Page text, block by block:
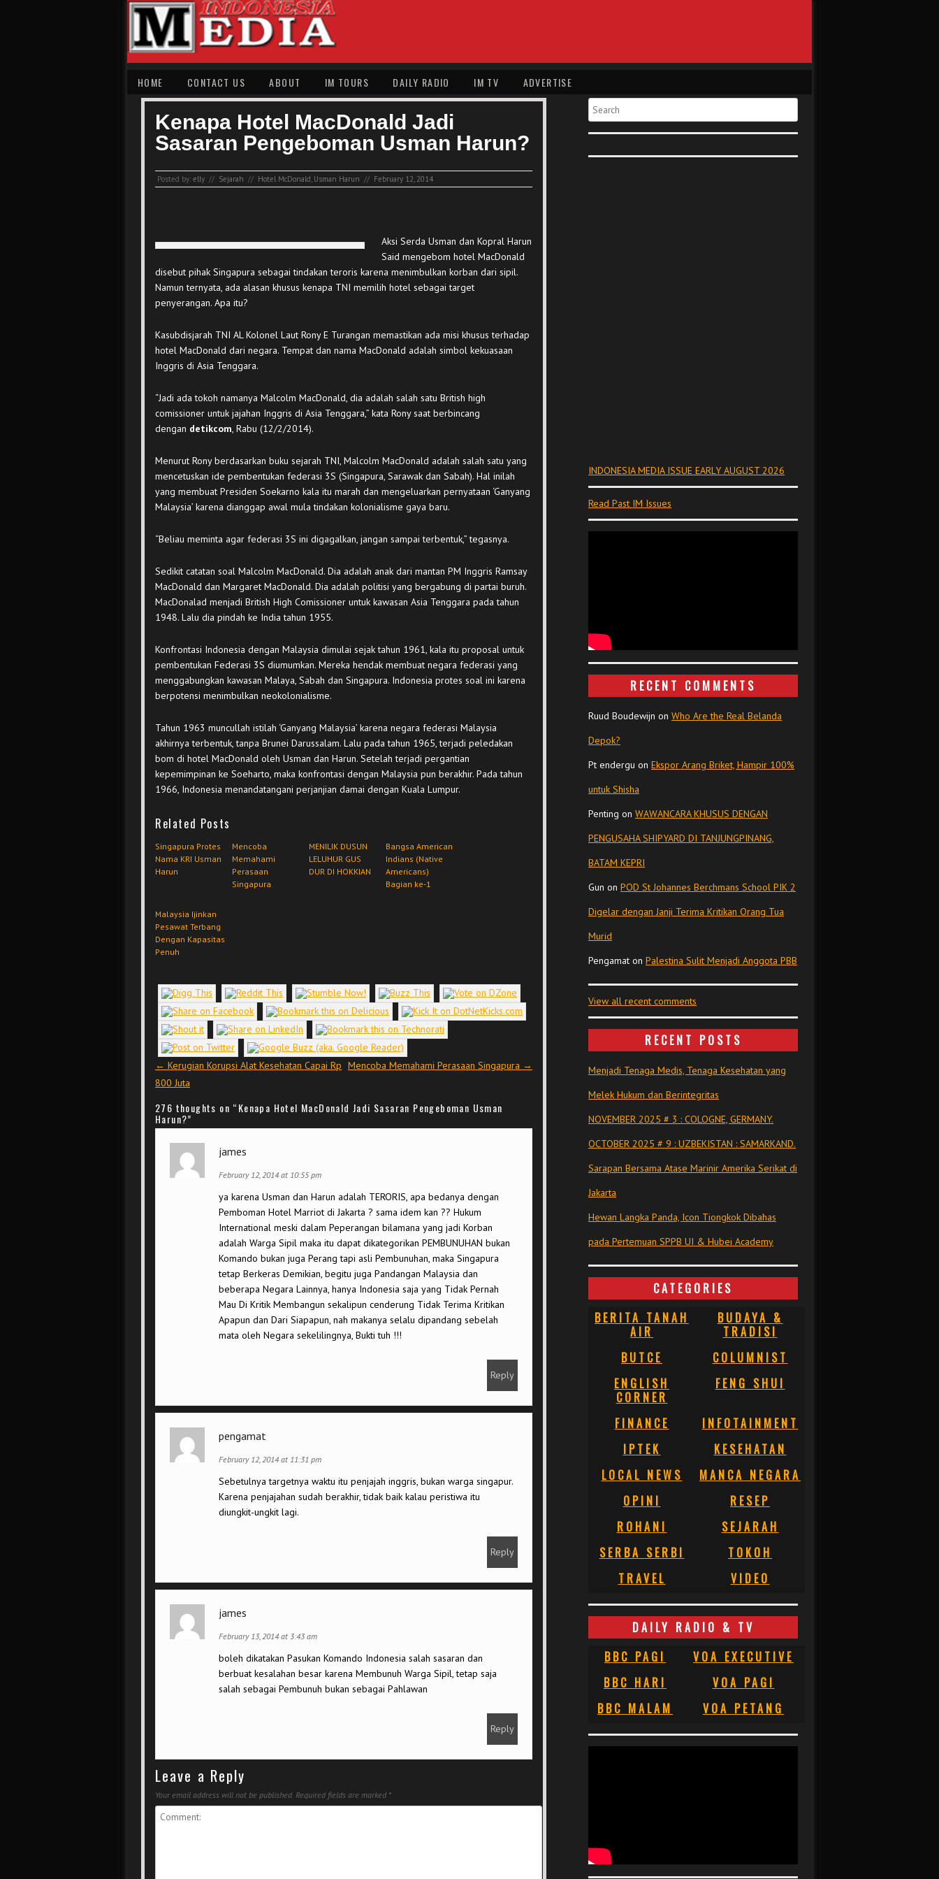
HOME CONTACT US ABOUT IM TOURS DAILY RADIO IM TV ADVERTISE
Kenapa Hotel MacDonald Jadi
Sasaran Pengeboman Usman Harun?
Posted by: elly // Sejarah // Hotel McDonald, Usman Harun // February 12, 2014
Aksi Serda Usman dan Kopral Harun
Said mengebom hotel MacDonald
disebut pihak Singapura sebagai tindakan teroris karena menimbulkan korban dari sipil.
Namun ternyata, ada alasan khusus kenapa TNI memilih hotel sebagai target
penyerangan. Apa itu?
Kasubdisjarah TNI AL Kolonel Laut Rony E Turangan memastikan ada misi khusus terhadap
hotel MacDonald dari negara. Tempat dan nama MacDonald adalah simbol kekuasaan
Inggris di Asia Tenggara.
“Jadi ada tokoh namanya Malcolm MacDonald, dia adalah salah satu British high
comissioner untuk jajahan Inggris di Asia Tenggara,” kata Rony saat berbincang
dengan detikcom, Rabu (12/2/2014).
Menurut Rony berdasarkan buku sejarah TNI, Malcolm MacDonald adalah salah satu yang
mencetuskan ide pembentukan federasi 3S (Singapura, Sarawak dan Sabah). Hal inilah
yang membuat Presiden Soekarno kala itu marah dan mengeluarkan pernyataan ‘Ganyang
Malaysia’ karena dianggap awal mula tindakan kolonialisme gaya baru.
“Beliau meminta agar federasi 3S ini digagalkan, jangan sampai terbentuk,” tegasnya.
Sedikit catatan soal Malcolm MacDonald. Dia adalah anak dari mantan PM Inggris Ramsay
MacDonald dan Margaret MacDonald. Dia adalah politisi yang bergabung di partai buruh.
MacDonalad menjadi British High Comissioner untuk kawasan Asia Tenggara pada tahun
1948. Lalu dia pindah ke India tahun 1955.
Konfrontasi Indonesia dengan Malaysia dimulai sejak tahun 1961, kala itu proposal untuk
pembentukan Federasi 3S diumumkan. Mereka hendak membuat negara federasi yang
menggabungkan kawasan Malaya, Sabah dan Singapura. Indonesia protes soal ini karena
berpotensi menimbulkan neokolonialisme.
Tahun 1963 muncullah istilah ‘Ganyang Malaysia’ karena negara federasi Malaysia
akhirnya terbentuk, tanpa Brunei Darussalam. Lalu pada tahun 1965, terjadi peledakan
bom di hotel MacDonald oleh Usman dan Harun. Setelah terjadi pergantian
kepemimpinan ke Soeharto, maka konfrontasi dengan Malaysia pun berakhir. Pada tahun
1966, Indonesia menandatangani perjanjian damai dengan Kuala Lumpur.
Related Posts
Singapura Protes
Nama KRI Usman
Harun
Mencoba
Memahami
Perasaan
Singapura
MENILIK DUSUN
LELUHUR GUS
DUR DI HOKKIAN
Bangsa American
Indians (Native
Americans)
Bagian ke-1
Malaysia Ijinkan
Pesawat Terbang
Dengan Kapasitas
Penuh
Post navigation
← Kerugian Korupsi Alat Kesehatan Capai Rp
800 Juta
Mencoba Memahami Perasaan Singapura →
276 thoughts on “Kenapa Hotel MacDonald Jadi Sasaran Pengeboman Usman
Harun?”
james
February 12, 2014 at 10:55 pm
ya karena Usman dan Harun adalah TERORIS, apa bedanya dengan
Pemboman Hotel Marriot di Jakarta ? sama idem kan ?? Hukum
International meski dalam Peperangan bilamana yang jadi Korban
adalah Warga Sipil maka itu dapat dikategorikan PEMBUNUHAN bukan
Komando bukan juga Perang tapi asli Pembunuhan, maka Singapura
tetap Berkeras Demikian, begitu juga Pandangan Malaysia dan
beberapa Negara Lainnya, hanya Indonesia saja yang Tidak Pernah
Mau Di Kritik Membangun sekalipun cenderung Tidak Terima Kritikan
Apapun dan Dari Siapapun, nah makanya selalu dipandang sebelah
mata oleh Negara sekelilingnya, Bukti tuh !!!
Reply
pengamat
February 12, 2014 at 11:31 pm
Sebetulnya targetnya waktu itu penjajah inggris, bukan warga singapur.
Karena penjajahan sudah berakhir, tidak baik kalau peristiwa itu
diungkit-ungkit lagi.
Reply
james
February 13, 2014 at 3:43 am
boleh dikatakan Pasukan Komando Indonesia salah sasaran dan
berbuat kesalahan besar karena Membunuh Warga Sipil, tetap saja
salah sebagai Pembunuh bukan sebagai Pahlawan
Reply
Leave a Reply
Your email address will not be published. Required fields are marked *
Search
INDONESIA MEDIA ISSUE EARLY AUGUST 2026
Read Past IM Issues
RECENT COMMENTS
Ruud Boudewijn on Who Are the Real Belanda
Depok?
Pt endergu on Ekspor Arang Briket, Hampir 100%
untuk Shisha
Penting on WAWANCARA KHUSUS DENGAN
PENGUSAHA SHIPYARD DI TANJUNGPINANG,
BATAM KEPRI
Gun on POD St Johannes Berchmans School PIK 2
Digelar dengan Janji Terima Kritikan Orang Tua
Murid
Pengamat on Palestina Sulit Menjadi Anggota PBB
View all recent comments
RECENT POSTS
Menjadi Tenaga Medis, Tenaga Kesehatan yang
Melek Hukum dan Berintegritas
NOVEMBER 2025 # 3 : COLOGNE, GERMANY.
OCTOBER 2025 # 9 : UZBEKISTAN : SAMARKAND.
Sarapan Bersama Atase Marinir Amerika Serikat di
Jakarta
Hewan Langka Panda, Icon Tiongkok Dibahas
pada Pertemuan SPPB UI & Hubei Academy
CATEGORIES
BERITA TANAH
AIR
BUDAYA &
TRADISI
BUTCE
COLUMNIST
ENGLISH
CORNER
FENG SHUI
FINANCE
INFOTAINMENT
IPTEK
KESEHATAN
LOCAL NEWS
MANCA NEGARA
OPINI
RESEP
ROHANI
SEJARAH
SERBA SERBI
TOKOH
TRAVEL
VIDEO
DAILY RADIO & TV
BBC PAGI
VOA EXECUTIVE
BBC HARI
VOA PAGI
BBC MALAM
VOA PETANG